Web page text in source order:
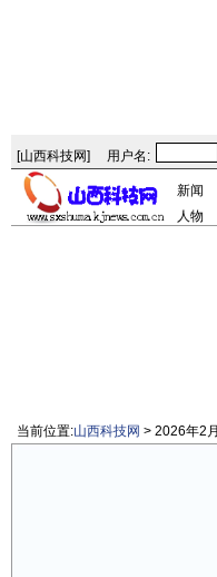
[山西科技网] 用户名:
新闻
人物
当前位置:山西科技网 > 2026年2